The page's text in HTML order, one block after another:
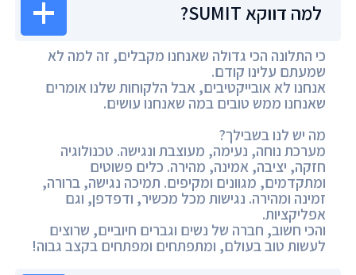
למה דווקא SUMIT?
כי התלונה הכי גדולה שאנחנו מקבלים, זה למה לא
שמעתם עלינו קודם.
אנחנו לא אובייקטיבים, אבל הלקוחות שלנו אומרים
שאנחנו ממש טובים במה שאנחנו עושים.
מה יש לנו בשבילך?
מערכת נוחה, נעימה, מעוצבת ונגישה. טכנולוגיה
חזקה, יציבה, אמינה, מהירה. כלים פשוטים
ומתקדמים, מגוונים ומקיפים. תמיכה נגישה, ברורה,
זמינה ומהירה. נגישות מכל מכשיר, ודפדפן, וגם
אפליקציות.
והכי חשוב, חברה של נשים וגברים חיוביים, שרוצים
לעשות טוב בעולם, ומתפתחים ומפתחים בקצב גבוה!